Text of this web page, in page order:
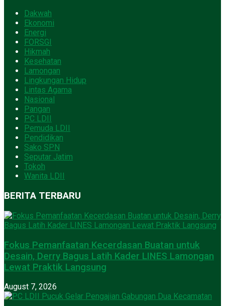
Dakwah
Ekonomi
Energi
FORSGI
Hikmah
Kesehatan
Lamongan
Lingkungan Hidup
Lintas Agama
Nasional
Pangan
PC LDII
Pemuda LDII
Pendidikan
Sako SPN
Seputar Jatim
Tokoh
Wanita LDII
BERITA TERBARU
Fokus Pemanfaatan Kecerdasan Buatan untuk
Desain, Derry Bagus Latih Kader LINES Lamongan
Lewat Praktik Langsung
August 7, 2026